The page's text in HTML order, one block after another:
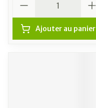
Ajouter au panier